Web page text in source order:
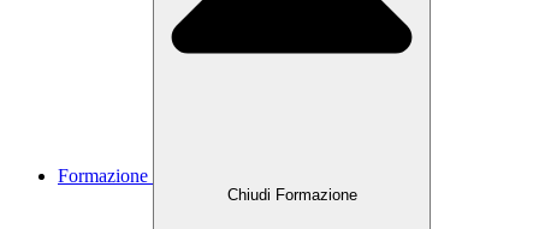
Formazione
Chiudi Formazione